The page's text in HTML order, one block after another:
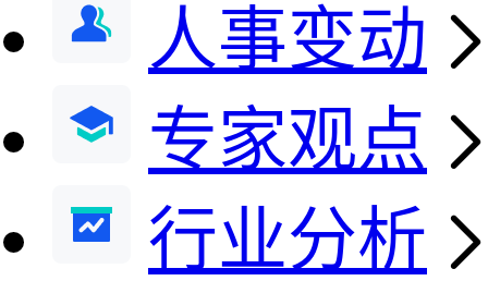
人事变动
专家观点
行业分析